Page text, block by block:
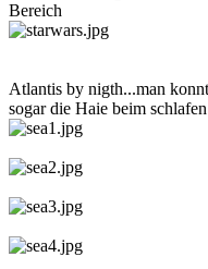
Bereich
Atlantis by nigth...man
sogar die Haie beim